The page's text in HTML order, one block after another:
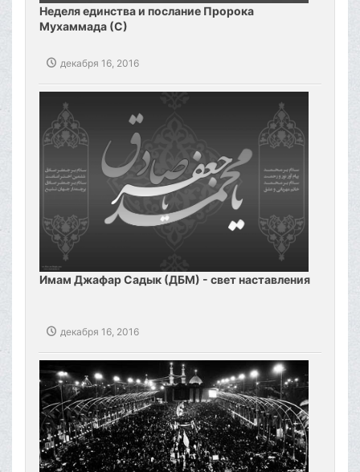
Неделя единства и послание Пророка
Мухаммада (С)
декабря 16, 2016
Имам Джафар Садык (ДБМ) - свет наставления
декабря 16, 2016